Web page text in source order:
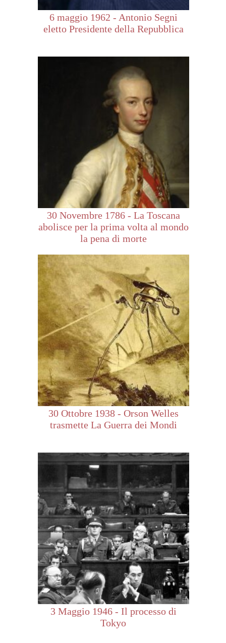
6 maggio 1962 - Antonio Segni
eletto Presidente della Repubblica
30 Novembre 1786 - La Toscana
abolisce per la prima volta al mondo
la pena di morte
30 Ottobre 1938 - Orson Welles
trasmette La Guerra dei Mondi
3 Maggio 1946 - Il processo di
Tokyo